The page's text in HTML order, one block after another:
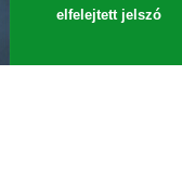
elfelejtett jelszó